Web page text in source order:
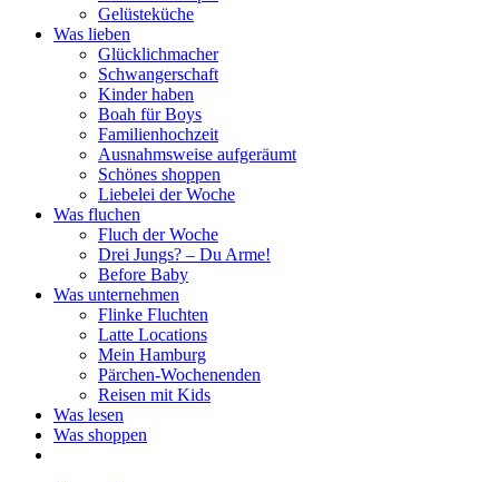
Gelüsteküche
Was lieben
Glücklichmacher
Schwangerschaft
Kinder haben
Boah für Boys
Familienhochzeit
Ausnahmsweise aufgeräumt
Schönes shoppen
Liebelei der Woche
Was fluchen
Fluch der Woche
Drei Jungs? – Du Arme!
Before Baby
Was unternehmen
Flinke Fluchten
Latte Locations
Mein Hamburg
Pärchen-Wochenenden
Reisen mit Kids
Was lesen
Was shoppen